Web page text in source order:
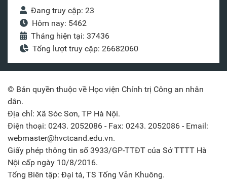
Đang truy cập: 23
Hôm nay: 5462
Tháng hiện tại: 37436
Tổng lượt truy cập: 26682060
© Bản quyền thuộc về Học viện Chính trị Công an nhân
dân.
Địa chỉ: Xã Sóc Sơn, TP Hà Nội.
Điện thoại: 0243. 2052086 - Fax: 0243. 2052086 - Email:
webmaster@hvctcand.edu.vn.
Giấy phép thông tin số 3933/GP-TTĐT của Sở TTTT Hà
Nội cấp ngày 10/8/2016.
Tổng Biên tập: Đại tá, TS Tống Văn Khuông.